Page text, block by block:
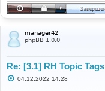
manager42
phpBB 1.0.0
Re: [3.1] RH Topic Tags
С04.12.2022 14:28